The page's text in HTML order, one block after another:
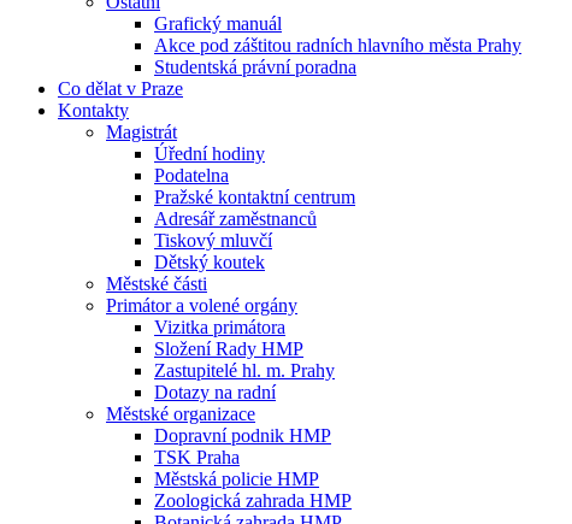
Grafický manuál
Akce pod záštitou radních hlavního města Prahy
Studentská právní poradna
Co dělat v Praze
Kontakty
Magistrát
Úřední hodiny
Podatelna
Pražské kontaktní centrum
Adresář zaměstnanců
Tiskový mluvčí
Dětský koutek
Městské části
Primátor a volené orgány
Vizitka primátora
Složení Rady HMP
Zastupitelé hl. m. Prahy
Dotazy na radní
Městské organizace
Dopravní podnik HMP
TSK Praha
Městská policie HMP
Zoologická zahrada HMP